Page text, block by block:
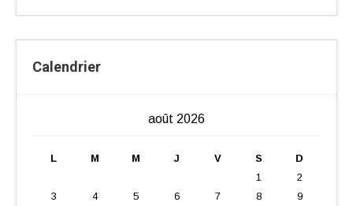
Calendrier
août 2026
L M M J V S
D
1
2
3
4 5 6 7 8
9